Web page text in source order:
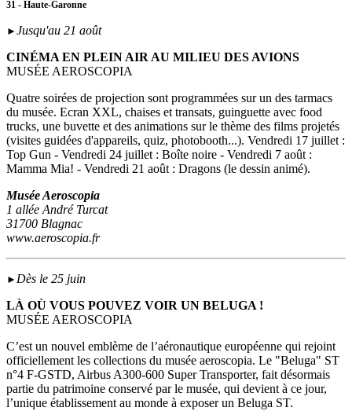
31 - Haute-Garonne
► Jusqu'au 21 août
CINÉMA EN PLEIN AIR AU MILIEU DES AVIONS
MUSÉE AEROSCOPIA
Quatre soirées de projection sont programmées sur un des tarmacs
du musée. Ecran XXL, chaises et transats, guinguette avec food
trucks, une buvette et des animations sur le thème des films projetés
(visites guidées d'appareils, quiz, photobooth...). Vendredi 17 juillet :
Top Gun - Vendredi 24 juillet : Boîte noire - Vendredi 7 août :
Mamma Mia! - Vendredi 21 août : Dragons (le dessin animé).
Musée Aeroscopia
1 allée André Turcat
31700 Blagnac
www.aeroscopia.fr
► Dès le 25 juin
LÀ OÙ VOUS POUVEZ VOIR UN BELUGA !
MUSÉE AEROSCOPIA
C’est un nouvel emblème de l’aéronautique européenne qui rejoint
officiellement les collections du musée aeroscopia. Le "Beluga" ST
n°4 F-GSTD, Airbus A300-600 Super Transporter, fait désormais
partie du patrimoine conservé par le musée, qui devient à ce jour,
l’unique établissement au monde à exposer un Beluga ST.